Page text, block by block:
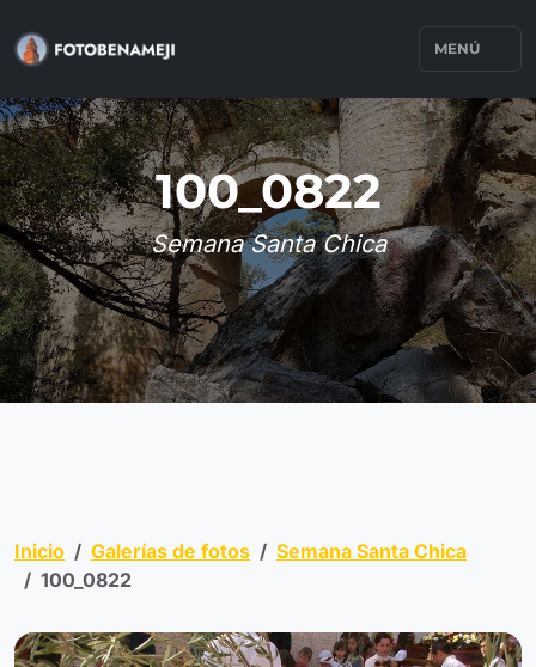
MENÚ
100_0822
Semana Santa Chica
Inicio Galerías de fotos
Semana Santa Chica
100_0822